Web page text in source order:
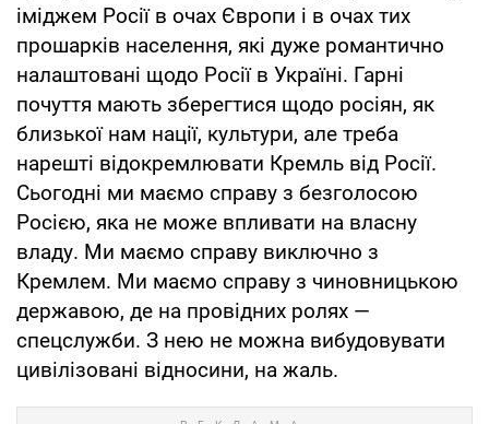
іміджем Росії в очах Європи і в очах тих
прошарків населення, які дуже романтично
налаштовані щодо Росії в Україні. Гарні
почуття мають зберегтися щодо росіян, як
близької нам нації, культури, але треба
нарешті відокремлювати Кремль від Росії.
Сьогодні ми маємо справу з безголосою
Росією, яка не може впливати на власну
владу. Ми маємо справу виключно з
Кремлем. Ми маємо справу з чиновницькою
державою, де на провідних ролях —
спецслужби. З нею не можна вибудовувати
цивілізовані відносини, на жаль.